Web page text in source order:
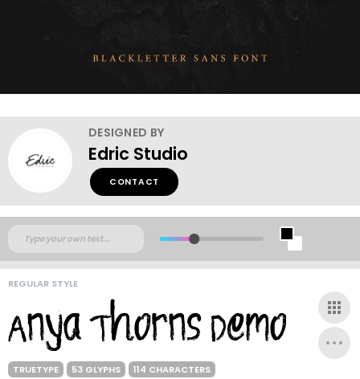
DESIGNED BY
Edric Studio
CONTACT
REGULAR STYLE
TRUETYPE 53 GLYPHS 114 CHARACTERS